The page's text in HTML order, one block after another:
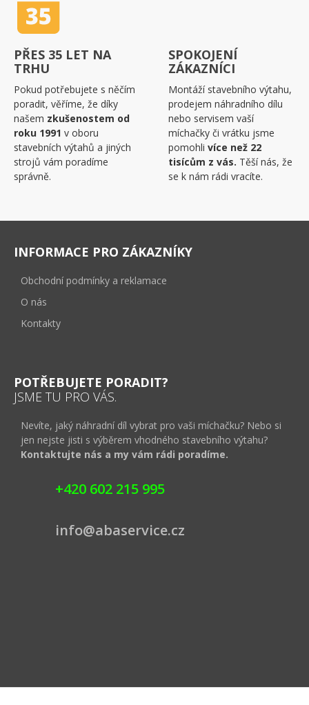
PŘES 35 LET NA
TRHU
Pokud potřebujete s něčím
poradit, věříme, že díky
našem zkušenostem od
roku 1991 v oboru
stavebních výtahů a jiných
strojů vám poradíme
správně.
SPOKOJENÍ
ZÁKAZNÍCI
Montáží stavebního výtahu,
prodejem náhradního dílu
nebo servisem vaší
míchačky či vrátku jsme
pomohli více než 22
tisícům z vás. Těší nás, že
se k nám rádi vracíte.
INFORMACE PRO ZÁKAZNÍKY
Obchodní podmínky a reklamace
O nás
Kontakty
POTŘEBUJETE PORADIT?
JSME TU PRO VÁS.
Nevíte, jaký náhradní díl vybrat pro vaši míchačku? Nebo si
jen nejste jisti s výběrem vhodného stavebního výtahu?
Kontaktujte nás a my vám rádi poradíme.
+420 602 215 995
info@abaservice.cz